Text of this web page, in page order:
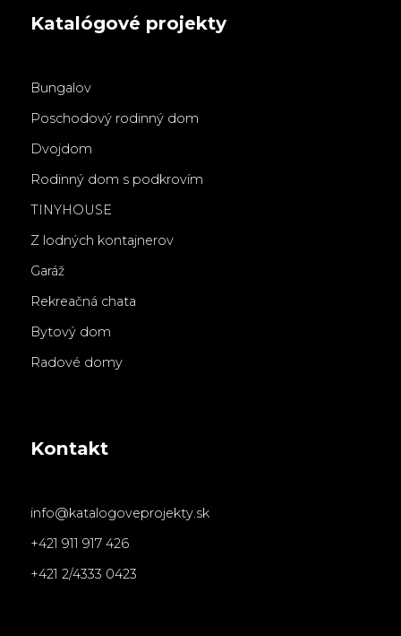
Katalógové projekty
Bungalov
Poschodový rodinný dom
Dvojdom
Rodinný dom s podkrovím
TINYHOUSE
Z lodných kontajnerov
Garáž
Rekreačná chata
Bytový dom
Radové domy
Kontakt
info@katalogoveprojekty.sk
+421 911 917 426
+421 2/4333 0423